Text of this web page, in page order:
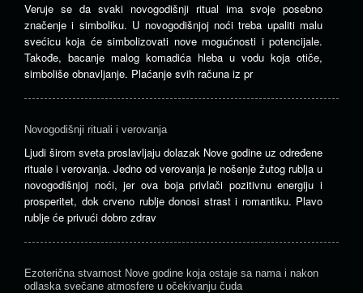
Veruje se da svaki novogodišnji ritual ima svoje posebno
značenje i simboliku. U novogodišnjoj noći treba upaliti malu
svećicu koja će simbolizovati nove mogućnosti i potencijale.
Takođe, bacanje malog komadića hleba u vodu koja otiče,
simboliše obnavljanje. Plaćanje svih računa iz pr
Novogodišnji rituali i verovanja
Ljudi širom sveta proslavljaju dolazak Nove godine uz određene
rituale i verovanja. Jedno od verovanja je nošenje žutog rublja u
novogodišnjoj noći, jer ova boja privlači pozitivnu energiju i
prosperitet, dok crveno rublje donosi strast i romantiku. Plavo
rublje će privući dobro zdrav
Ezoterična stvarnost Nove godine koja ostaje sa nama i nakon
odlaska svečane atmosfere u očekivanju čuda